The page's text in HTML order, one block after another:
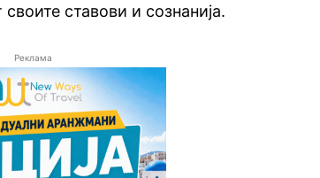
ставови и сознанија.
Реклама